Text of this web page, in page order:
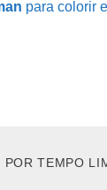
para colorir
POR TEMPO